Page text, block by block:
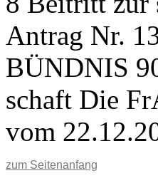
Antrag Nr.
BÜNDNIS
schaft Die
vom
zum Seitenanfang